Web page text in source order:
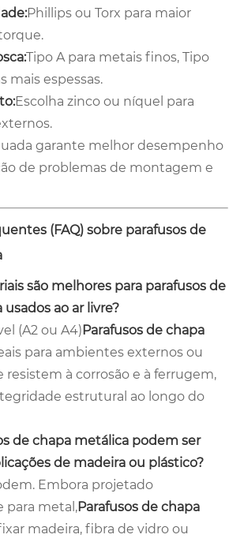
Phillips ou Torx para maior
Tipo A para metais finos, Tipo
mais espessas.
Escolha zinco ou níquel para
garante melhor desempenho
de problemas de montagem e
(FAQ) sobre parafusos de
são melhores para parafusos de
​​ao ar livre?
(A2 ou A4)Parafusos de chapa
para ambientes externos ou
à corrosão e à ferrugem,
estrutural ao longo do
de chapa metálica podem ser
de madeira ou plástico?
Embora projetado
para metal,Parafusos de chapa
madeira, fibra de vidro ou